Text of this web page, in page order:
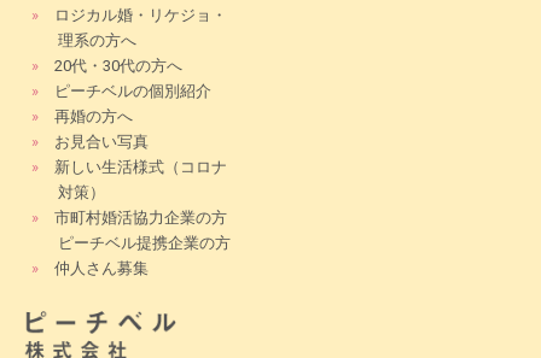
»
ロジカル婚・リケジョ・
理系の方へ
»
20代・30代の方へ
»
ピーチベルの個別紹介
»
再婚の方へ
»
お見合い写真
»
新しい生活様式（コロナ
対策）
»
市町村婚活協力企業の方
ピーチベル提携企業の方
»
仲人さん募集